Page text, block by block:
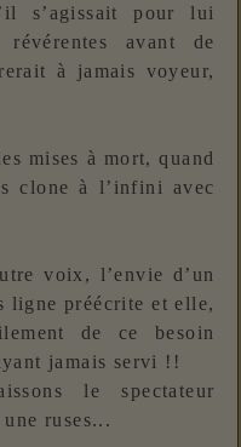
s’agissait pour lui
révérentes avant de
à jamais voyeur,
mises à mort, quand
clone à l’infini avec
voix, l’envie d’un
ligne préécrite et elle,
de ce besoin
jamais servi !!
le spectateur
ruses...